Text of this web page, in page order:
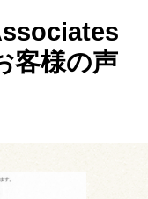
客様の声